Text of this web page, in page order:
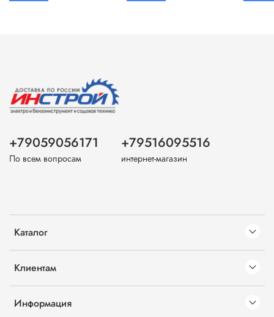
Каталог
Клиентам
Информация
+79059056171
По всем вопросам
+79516095516
интернет-магазин